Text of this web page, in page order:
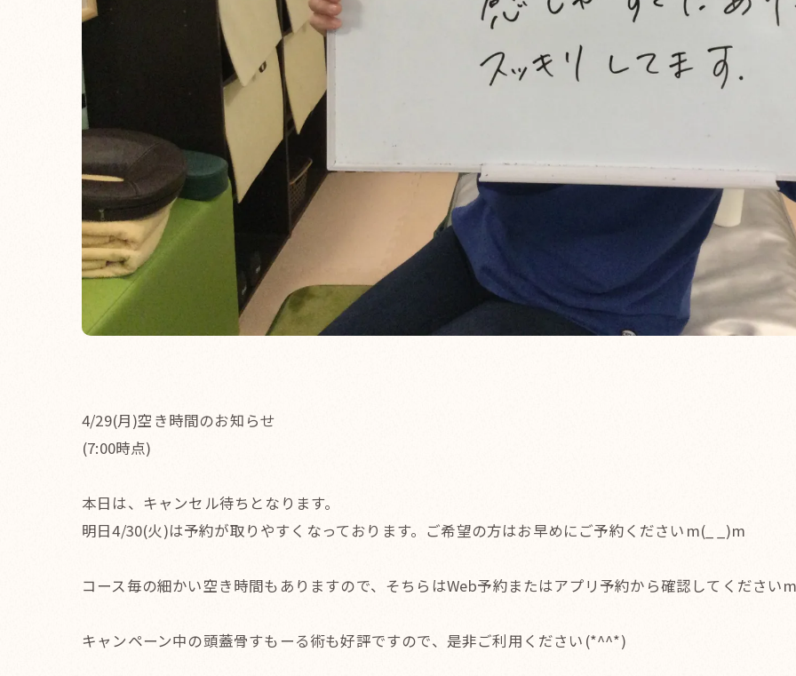
4/29(月)空き時間のお知らせ
(7:00時点)
本日は、キャンセル待ちとなります。
明日4/30(火)は予約が取りやすくなっております。ご希望の方はお早めにご予約くださいm(_ _)m
コース毎の細かい空き時間もありますので、そちらはWeb予約またはアプリ予約から確認してください
キャンペーン中の頭蓋骨すもーる術も好評ですので、是非ご利用ください(*^^*)